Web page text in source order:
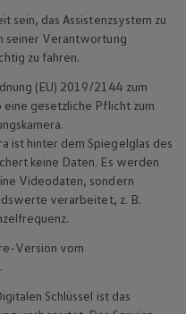
sein, das Assistenzsystem zu
seiner Verantwortung
zu fahren.
(EU) 2019/2144 zum
gesetzliche Pflicht zum
ist hinter dem Spiegelglas des
keine Daten. Es werden
Videodaten, sondern
verarbeitet, z. B.
Version vom
Schlüssel ist das